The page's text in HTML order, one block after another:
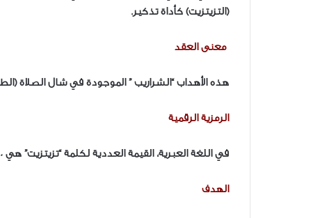
(التزيتزيت) كأداة تذكير.
​معنى العقد
هذه الأهداب “الشراريب ” الموجودة في شال الصلاة (الطاليت)؛
الرمزية الرقمية
في اللغة العبرية، القيمة العددية لكلمة “تزيتزيت” هي 600، وإذا أضفنا لها عدد الخيوط (8) والعقد (5)، يصبح المجموع 613.
الهدف